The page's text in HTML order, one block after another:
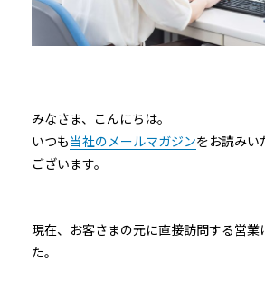
みなさま、こんにちは。
いつも当社のメールマガジンをお読みい
ございます。
現在、お客さまの元に直接訪問する営業
た。